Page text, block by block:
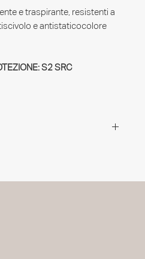
e traspirante, resistenti a
e antistaticocolore
S2 SRC